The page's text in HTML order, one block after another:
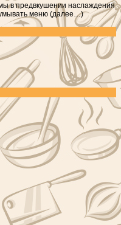
в предвкушении наслаждения
меню (далее…)